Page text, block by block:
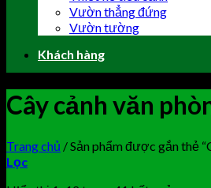
Vườn thẳng đứng
Vườn tường
Khách hàng
Cây cảnh văn
Trang chủ /Sản phẩm được gắn thẻ
Lọc